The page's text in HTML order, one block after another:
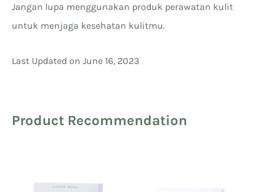
Jangan lupa menggunakan produk perawatan kulit
untuk menjaga kesehatan kulitmu.
Last Updated on June 16, 2023
Product Recommendation